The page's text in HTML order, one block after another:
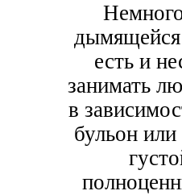
дымящейся
есть и
занимать
в
бульон